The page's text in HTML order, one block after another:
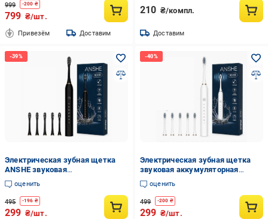
999 -200 ₴
799 ₴/шт.
Привезём Доставим
210 ₴/компл.
Доставим
Электрическая зубная щетка
ANSHE звуковая
ультразвуковая
аккумуляторная автономная 6
насадок 6 режимов таймер
влагозащиты IPX7 зарядка
оценить
495 -196 ₴
299 ₴/шт.
Электрическая зубная щетка
звуковая аккумуляторная
ANSHE SC 410 IPX7 Белый
оценить
499 -200 ₴
299 ₴/шт.